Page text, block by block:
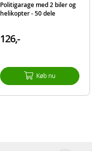
Politigarage med 2 biler og
helikopter - 50 dele
126,-
Køb nu